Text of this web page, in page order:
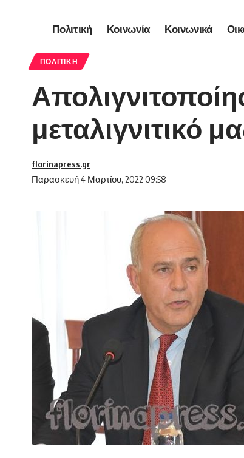
Πολιτική Κοινωνία Κοινωνικά
ΠΟΛΙΤΙΚΉ
μεταλιγνιτικό
Παρασκευή 4 Μαρτίου, 2022 09:58
florinapress.gr